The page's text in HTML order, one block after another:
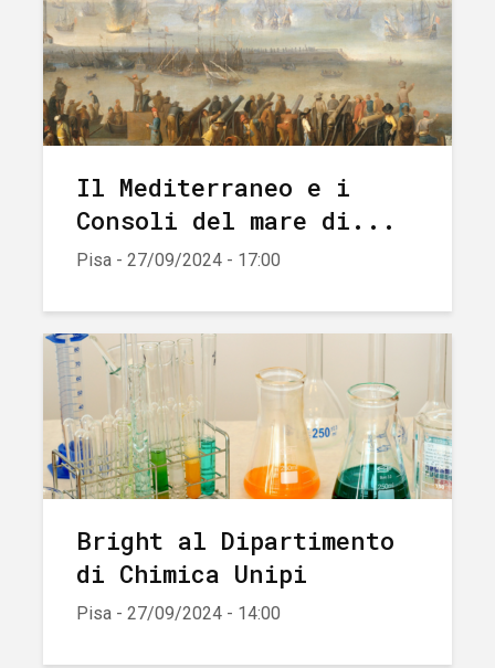
Il Mediterraneo e i
Consoli del mare di...
Pisa - 27/09/2024 - 17:00
Bright al Dipartimento
di Chimica Unipi
Pisa - 27/09/2024 - 14:00